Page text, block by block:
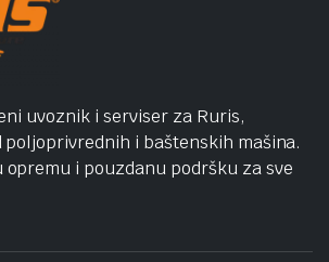
uvoznik i serviser za Ruris,
i baštenskih mašina.
opremu i pouzdanu podršku za sve